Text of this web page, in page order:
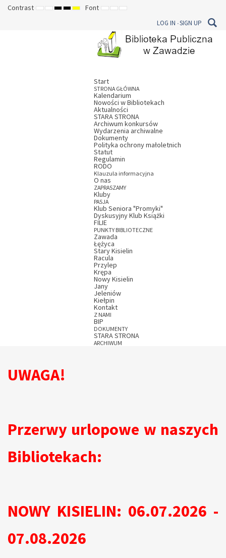
Contrast DEFAULT
NIGHT
HIGHHIGHHIGHFont SETSETSET
LOG IN SIGN UP
Start
STRONA GŁÓWNA
Kalendarium
Nowości w Bibliotekach
Aktualności
STARA STRONA
Archiwum konkursów
Wydarzenia archiwalne
Dokumenty
Polityka ochrony małoletnich
Statut
Regulamin
RODO
Klauzula informacyjna
O nas
ZAPRASZAMY
Kluby
PASJA
Klub Seniora "Promyki"
Dyskusyjny Klub Książki
FILIE
PUNKTY BIBLIOTECZNE
Zawada
Łężyca
Stary Kisielin
Racula
Przylep
Krępa
Nowy Kisielin
Jany
Jeleniów
Kiełpin
Kontakt
Z NAMI
BIP
DOKUMENTY
STARA STRONA
ARCHIWUM
UWAGA!
Przerwy urlopowe w naszych
Bibliotekach:
NOWY KISIELIN: 06.07.2026 -
07.08.2026